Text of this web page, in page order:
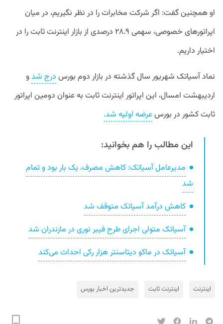
او همچنین گفت: اگر شرکت مخابرات را در نظر نگیریم، در میان
اپراتورهای خصوصی، سهمی ۲۸.۹ درصدی از بازار اینترنت ثابت را در
اختیار داریم.
نماد آسیاتک شهریور سال گذشته در بازار دوم بورس درج شدو
اردیبهشت امسال، این اپراتور اینترنت ثابت به عنوان دومین اپراتور
ثابت کشور در بورسعرضه اولیه شد.
این مطالب را هم بخوانید:
مدیرعامل آسیاتک: کاهش مصرف، یک بار بود و تمام
شد
کاهش درآمد آسیاتک متوقف شد
آسیاتک متولی اجرای طرح فیبر نوری در مازندران شد
آسیاتک در ماکو دیتاسنتر هزار رکی احداث می‌کند
اینترنت اینترنت ثابت جدیدترین اخبار بورس